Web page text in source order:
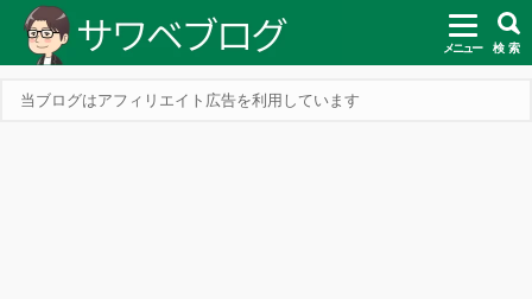
メニュー 検 索
当ブログはアフィリエイト広告を利用しています